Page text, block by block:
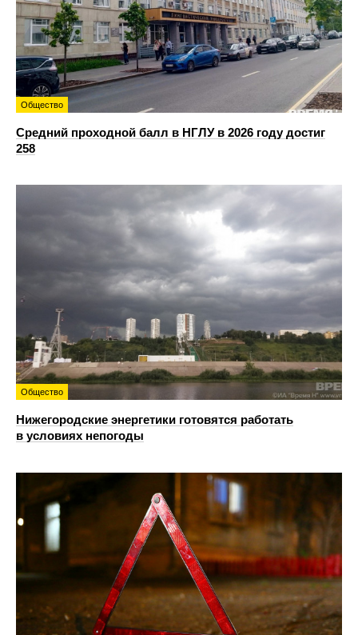
Общество
Средний проходной балл в НГЛУ в 2026 году достиг
258
Общество
Нижегородские энергетики готовятся работать
в условиях непогоды